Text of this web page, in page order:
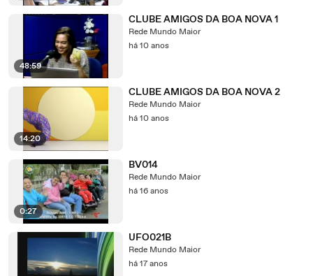
48:59
CLUBE AMIGOS DA BOA NOVA 1
Rede Mundo Maior
há 10 anos
14:20
CLUBE AMIGOS DA BOA NOVA 2
Rede Mundo Maior
há 10 anos
0:27
BV014
Rede Mundo Maior
há 16 anos
UFO021B
Rede Mundo Maior
há 17 anos